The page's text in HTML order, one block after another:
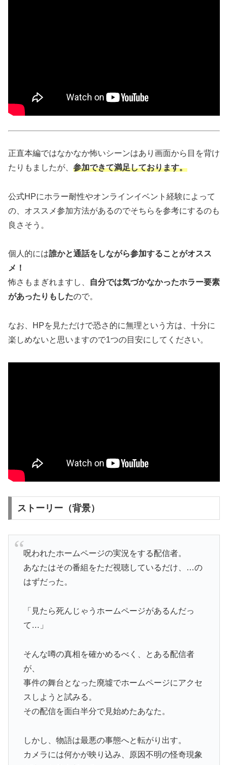
正直本編ではなかなか怖いシーンはあり画面から目を背け
たりもましたが、 参加できて満足しております。
公式HPにホラー耐性やオンラインイベント経験によって
の、オススメ参加方法があるのでそちらを参考にするのも
良さそう。
個人的には誰かと通話をしながら参加することがオスス
メ！
怖さもまぎれますし、
自分では気づかなかったホラー要素
があったりもしたので。
なお、HPを見ただけで恐さ的に無理という方は、十分に
楽しめないと思いますので1つの目安にしてください。
ストーリー（背景）
呪われたホームページの実況をする配信者。
あなたはその番組をただ視聴しているだけ、…の
はずだった。
「見たら死んじゃうホームページがあるんだっ
て…」
そんな噂の真相を確かめるべく、とある配信者
が、
事件の舞台となった廃墟でホームページにアクセ
スしようと試みる。
その配信を面白半分で見始めたあなた。
しかし、物語は最悪の事態へと転がり出す。
カメラには何かが映り込み、原因不明の怪奇現象